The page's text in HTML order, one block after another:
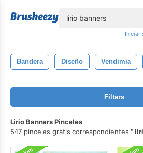
Iniciar
Bandera Diseño Vendimia
Filters
Lirio Banners Pinceles
547 pinceles gratis correspondientes